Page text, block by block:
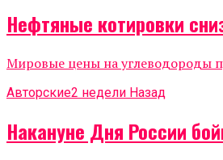
Нефтяные котировки
Мировые цены на углеводороды
Авторские2 недели Назад
Накануне Дня России